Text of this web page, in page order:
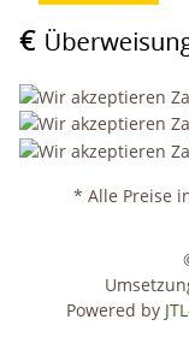
* Alle Preise
Powered by